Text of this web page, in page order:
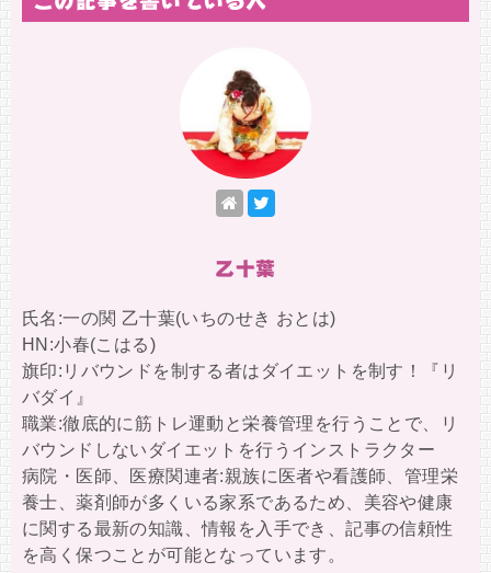
乙十葉
氏名:一の関 乙十葉(いちのせき おとは)
HN:小春(こはる)
旗印:リバウンドを制する者はダイエットを制す！『リ
バダイ』
職業:徹底的に筋トレ運動と栄養管理を行うことで、リ
バウンドしないダイエットを行うインストラクター
病院・医師、医療関連者:親族に医者や看護師、管理栄
養士、薬剤師が多くいる家系であるため、美容や健康
に関する最新の知識、情報を入手でき、記事の信頼性
を高く保つことが可能となっています。